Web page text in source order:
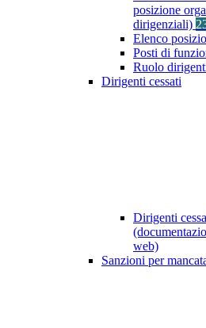
posizione
dirigenziali)
Elenco
Posti di
Ruolo
Dirigenti cessati
Dirigenti
web)
Sanzioni per